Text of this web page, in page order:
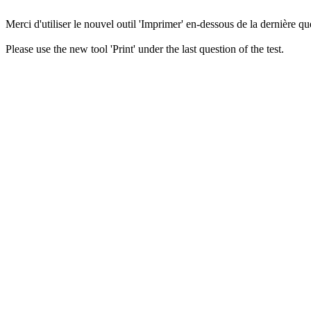
Merci d'utiliser le nouvel outil 'Imprimer' en-dessous de la dernière
Please use the new tool 'Print' under the last question of the test.